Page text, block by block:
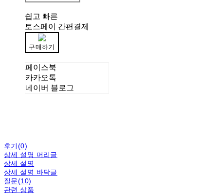
쉽고 빠른
토스페이 간편결제
구매하기
페이스북
카카오톡
네이버 블로그
후기(0)
상세 설명 머리글
상세 설명
상세 설명 바닥글
질문(10)
관련 상품